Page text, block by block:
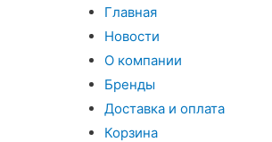
Главная
Новости
О компании
Бренды
Доставка и оплата
Корзина